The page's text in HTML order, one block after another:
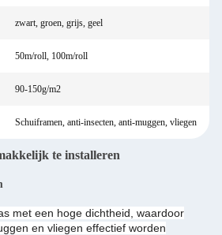
zwart, groen, grijs, geel
50m/roll, 100m/roll
90-150g/m2
Schuiframen, anti-insecten, anti-muggen, vliegen
te installeren
met een hoge dichtheid, waardoor
en vliegen effectief worden